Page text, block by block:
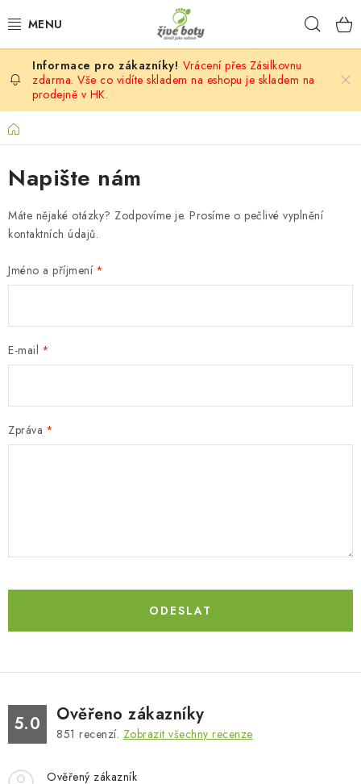
na
DĚTSKÉ
DÁMSKÉ
DOPLŇKY
VÝPRODEJ
PONOŽKOBOTY
NAPIŠTE NÁM
BOSOBOTY / BAREFOOTY
ZNAČKY
Vrácení přes Zásilkovnu
zdarma. Vše co vidíte skladem na eshopu je skladem na
prodejně v HK.
Domů
Napište nám
Máte nějaké otázky? Zodpovíme je. Prosíme o pečlivé vyplnění
kontaktních údajů.
Jméno a příjmení
E-mail
Zpráva
ODESLAT
5.0 Ověřeno zákazníky
851 recenzí. Zobrazit všechny recenze
Ověřený zákazník